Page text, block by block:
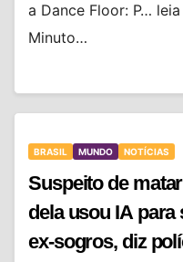
a Dance Floor: P…
Minuto…
BRASIL MUNDO NOTÍCIAS
Suspeito de
dela usou IA
ex-sogros, diz